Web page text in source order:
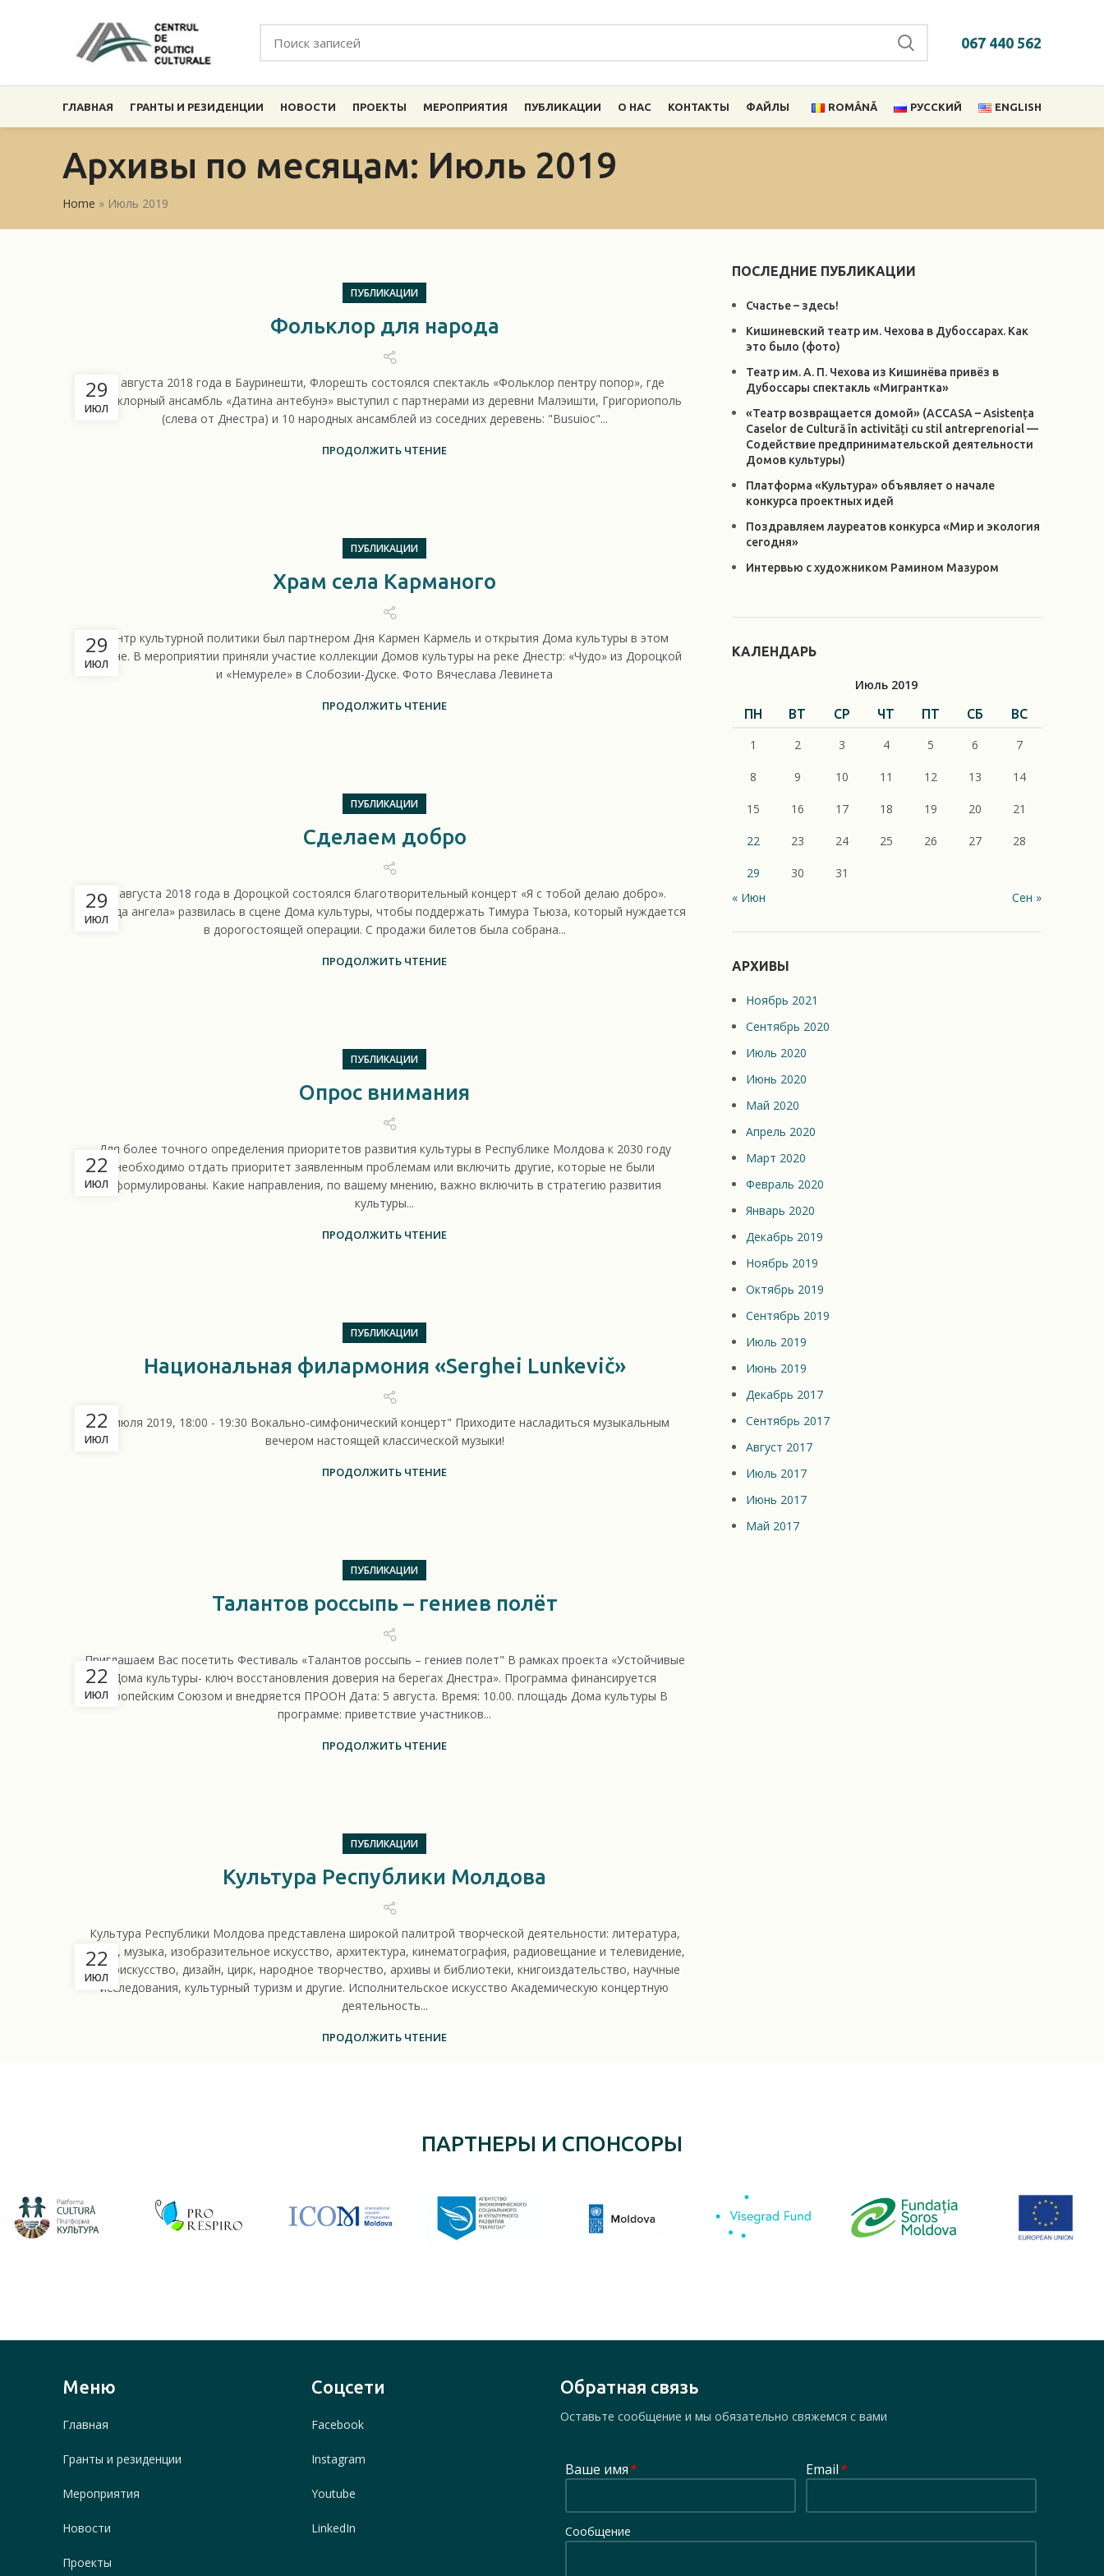
067 440 562
ГЛАВНАЯ ГРАНТЫ И РЕЗИДЕНЦИИ НОВОСТИ ПРОЕКТЫ МЕРОПРИЯТИЯ ПУБЛИКАЦИИ О НАС КОНТАКТЫ ФАЙЛЫ ROMÂNĂ РУССКИЙ ENGLISH
Архивы по месяцам: Июль 2019
Home » Июль 2019
29
ИЮЛ
ПУБЛИКАЦИИ
Фольклор для народа
26 августа 2018 года в Бауринешти, Флорешть состоялся спектакль «Фольклор пентру попор», где
фольклорный ансамбль «Датина антебунэ» выступил с партнерами из деревни Малэишти, Григориополь
(слева от Днестра) и 10 народных ансамблей из соседних деревень: "Busuioc"...
ПРОДОЛЖИТЬ ЧТЕНИЕ
29
ИЮЛ
ПУБЛИКАЦИИ
Храм села Карманого
Центр культурной политики был партнером Дня Кармен Кармель и открытия Дома культуры в этом
районе. В мероприятии приняли участие коллекции Домов культуры на реке Днестр: «Чудо» из Дороцкой
и «Немуреле» в Слобозии-Дуске. Фото Вячеслава Левинета
ПРОДОЛЖИТЬ ЧТЕНИЕ
29
ИЮЛ
ПУБЛИКАЦИИ
Сделаем добро
19 августа 2018 года в Дороцкой состоялся благотворительный концерт «Я с тобой делаю добро».
«Звезда ангела» развилась в сцене Дома культуры, чтобы поддержать Тимура Тьюза, который нуждается
в дорогостоящей операции. С продажи билетов была собрана...
ПРОДОЛЖИТЬ ЧТЕНИЕ
22
ИЮЛ
ПУБЛИКАЦИИ
Опрос внимания
Для более точного определения приоритетов развития культуры в Республике Молдова к 2030 году
необходимо отдать приоритет заявленным проблемам или включить другие, которые не были
сформулированы. Какие направления, по вашему мнению, важно включить в стратегию развития
культуры...
ПРОДОЛЖИТЬ ЧТЕНИЕ
22
ИЮЛ
ПУБЛИКАЦИИ
Национальная филармония «Serghei Lunkevič»
"4 июля 2019, 18:00 - 19:30 Вокально-симфонический концерт" Приходите насладиться музыкальным
вечером настоящей классической музыки!
ПРОДОЛЖИТЬ ЧТЕНИЕ
22
ИЮЛ
ПУБЛИКАЦИИ
Талантов россыпь – гениев полёт
Приглашаем Вас посетить Фестиваль «Талантов россыпь – гениев полет" В рамках проекта «Устойчивые
Дома культуры- ключ восстановления доверия на берегах Днестра». Программа финансируется
Европейским Союзом и внедряется ПРООН Дата: 5 августа. Время: 10.00. площадь Дома культуры В
программе: приветствие участников...
ПРОДОЛЖИТЬ ЧТЕНИЕ
22
ИЮЛ
ПУБЛИКАЦИИ
Культура Республики Молдова
Культура Республики Молдова представлена широкой палитрой творческой деятельности: литература,
театр, музыка, изобразительное искусство, архитектура, кинематография, радиовещание и телевидение,
фотоискусство, дизайн, цирк, народное творчество, архивы и библиотеки, книгоиздательство, научные
исследования, культурный туризм и другие. Исполнительское искусство Академическую концертную
деятельность...
ПРОДОЛЖИТЬ ЧТЕНИЕ
ПОСЛЕДНИЕ ПУБЛИКАЦИИ
Счастье – здесь!
Кишиневский театр им. Чехова в Дубоссарах. Как
это было (фото)
Театр им. А. П. Чехова из Кишинёва привёз в
Дубоссары спектакль «Мигрантка»
«Театр возвращается домой» (ACCASA – Asistența
Caselor de Cultură în activități cu stil antreprenorial —
Содействие предпринимательской деятельности
Домов культуры)
Платформа «Культура» объявляет о начале
конкурса проектных идей
Поздравляем лауреатов конкурса «Мир и экология
сегодня»
Интервью с художником Рамином Мазуром
КАЛЕНДАРЬ
Июль 2019
ПН ВТ СР ЧТ ПТ СБ ВС
1 2 3 4 5 6 7
8 9 10 11 12 13 14
15 16 17 18 19 20 21
22 23 24 25 26 27 28
29 30
31
« Июн
Сен »
АРХИВЫ
Ноябрь 2021
Сентябрь 2020
Июль 2020
Июнь 2020
Май 2020
Апрель 2020
Март 2020
Февраль 2020
Январь 2020
Декабрь 2019
Ноябрь 2019
Октябрь 2019
Сентябрь 2019
Июль 2019
Июнь 2019
Декабрь 2017
Сентябрь 2017
Август 2017
Июль 2017
Июнь 2017
Май 2017
ПАРТНЕРЫ И СПОНСОРЫ
Меню
Главная
Гранты и резиденции
Мероприятия
Новости
Проекты
Соцсети
Facebook
Instagram
Youtube
LinkedIn
Обратная связь
Оставьте сообщение и мы обязательно свяжемся с вами
Ваше имя* Email*
Сообщение